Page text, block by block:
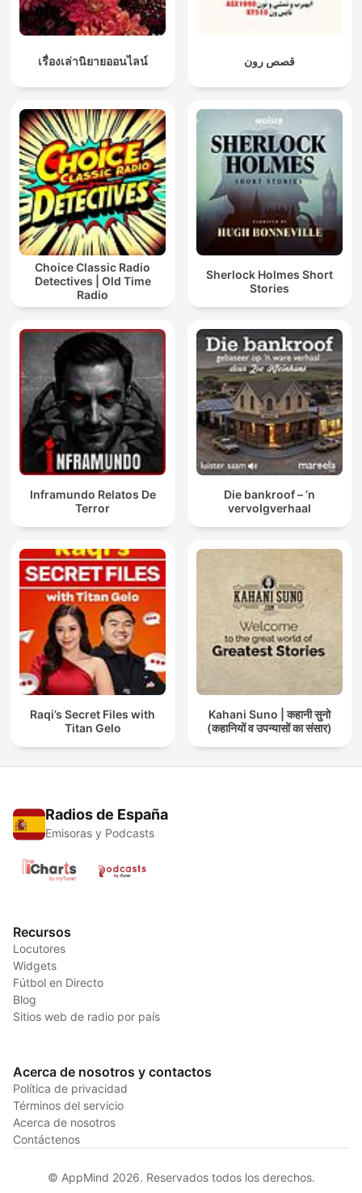
เรื่องเล่านิยายออนไลน์ قصص رون
Choice Classic Radio
Detectives | Old Time
Radio
Sherlock Holmes Short
Stories
Inframundo Relatos De
Terror
Die bankroof – ’n
vervolgverhaal
Raqi’s Secret Files with
Titan Gelo
Kahani Suno | कहानी सुनो
(कहानियों व उपन्यासों का संसार)
Radios de España
Emisoras y Podcasts
Recursos
Locutores
Widgets
Fútbol en Directo
Blog
Sitios web de radio por país
Acerca de nosotros y contactos
Política de privacidad
Términos del servicio
Acerca de nosotros
Contáctenos
© AppMind 2026. Reservados todos los derechos.